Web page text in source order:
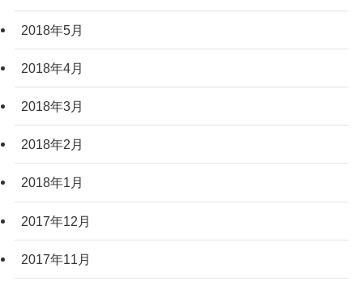
2018年5月
2018年4月
2018年3月
2018年2月
2018年1月
2017年12月
2017年11月